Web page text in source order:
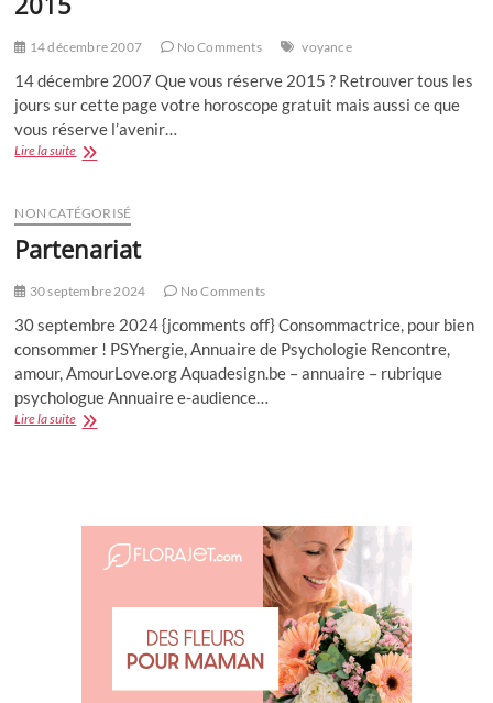
14 décembre 2007 No Comments voyance
14 décembre 2007 Que vous réserve 2015 ? Retrouver tous les
jours sur cette page votre horoscope gratuit mais aussi ce que
vous réserve l’avenir…
Lire la suiteHoroscope
Voyance
gratuite
2015
NON CATÉGORISÉ
Partenariat
30 septembre 2024 No Comments
30 septembre 2024 {jcomments off} Consommactrice, pour bien
consommer ! PSYnergie, Annuaire de Psychologie Rencontre,
amour, AmourLove.org Aquadesign.be – annuaire – rubrique
psychologue Annuaire e-audience…
Lire la suitePartenariat